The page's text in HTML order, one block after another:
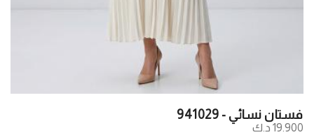
فستان نسائي - 941029
19.900 د.ك